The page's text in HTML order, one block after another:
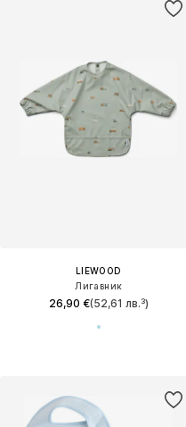
LIEWOOD
Лигавник
26,90 €(52,61 лв.³)